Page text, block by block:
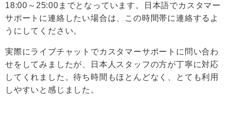
18:00～25:00までとなっています。日本語でカスタマー
サポートに連絡したい場合は、この時間帯に連絡するよ
うにしてください。
実際にライブチャットでカスタマーサポートに問い合わ
せをしてみましたが、日本人スタッフの方が丁寧に対応
してくれました。待ち時間もほとんどなく、とても利用
しやすいと感じました。